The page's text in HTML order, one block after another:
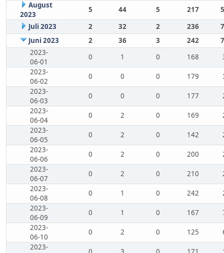
August
2023
5 44 5 217
Juli 2023
2 32 2 236
Juni 2023
2 36 3 242
2023-
06-01
0 1 0 168
2023-
06-02
0 0 0 179
2023-
06-03
0 0 0 177
2023-
06-04
0 2 0 169
2023-
06-05
0 2 0 142
2023-
06-06
0 2 0 200
2023-
06-07
0 2 0 210
2023-
06-08
0 1 0 242
2023-
06-09
0 1 0 167
2023-
06-10
0 2 0 125
2023-